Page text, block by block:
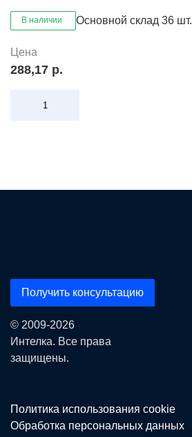
В наличии Основной склад 36 шт.
Цена
288,17 р.
Получить консультацию
© 2009-2026
Интелка. Все права
защищены.
Политика использования сookie
Обработка персональных данных